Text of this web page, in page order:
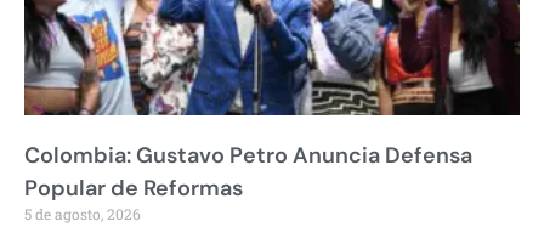
Colombia: Gustavo Petro Anuncia Defensa
Popular de Reformas
5 de agosto, 2026